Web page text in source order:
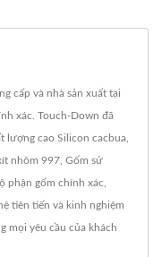
cấp và nhà sản xuất tại
xác. Touch-Down đã
lượng cao Silicon cacbua,
nhôm 997, Gốm sứ
phận gốm chính xác,
tiên tiến và kinh nghiệm
mọi yêu cầu của khách